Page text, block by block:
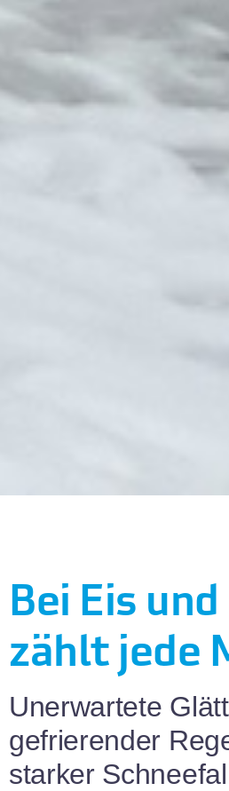
Bei Eis
zählt jede
Unerwartete
gefrierender
starker